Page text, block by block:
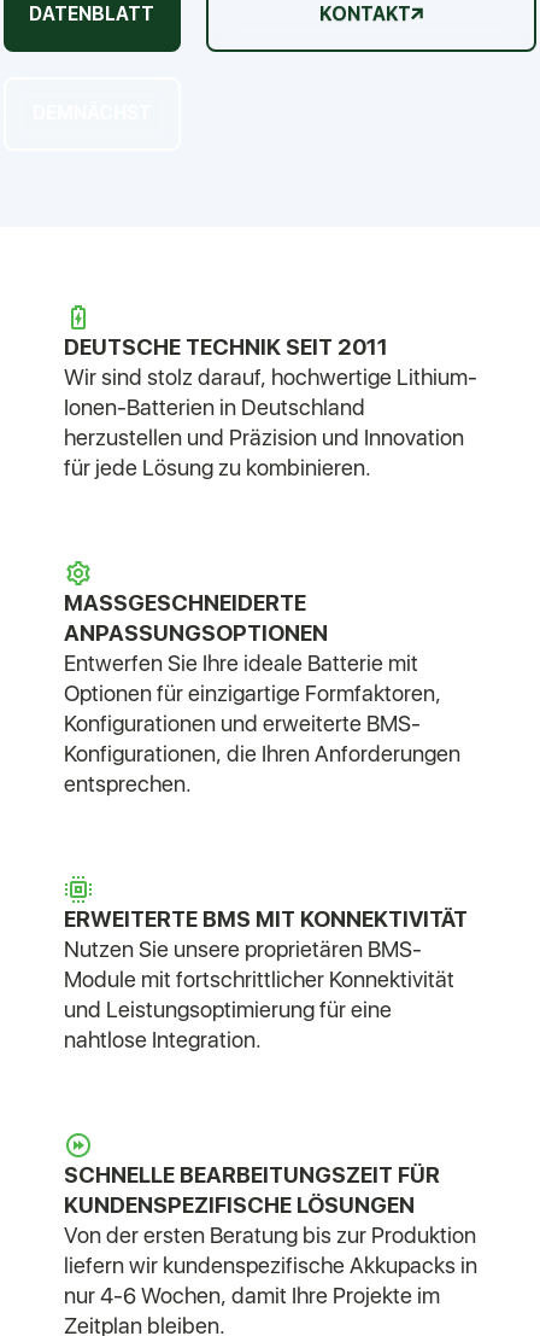
DATENBLATT KONTAKT
DEUTSCHE TECHNIK SEIT 2011
Wir sind stolz darauf, hochwertige Lithium-
Ionen-Batterien in Deutschland
herzustellen und Präzision und Innovation
für jede Lösung zu kombinieren.
MASSGESCHNEIDERTE A
NPASSUNGSOPTIONEN
Entwerfen Sie Ihre ideale Batterie mit
Optionen für einzigartige Formfaktoren,
Konfigurationen und erweiterte BMS-
Konfigurationen, die Ihren Anforderungen
entsprechen.
ERWEITERTE BMS MIT KONNEKTIVITÄT
Nutzen Sie unsere proprietären BMS-
Module mit fortschrittlicher Konnektivität
und Leistungsoptimierung für eine
nahtlose Integration.
SCHNELLE BEARBEITUNGSZEIT FÜR
KUNDENSPEZIFISCHE LÖSUNGEN
Von der ersten Beratung bis zur Produktion
liefern wir kundenspezifische Akkupacks in
nur 4-6 Wochen, damit Ihre Projekte im
Zeitplan bleiben.